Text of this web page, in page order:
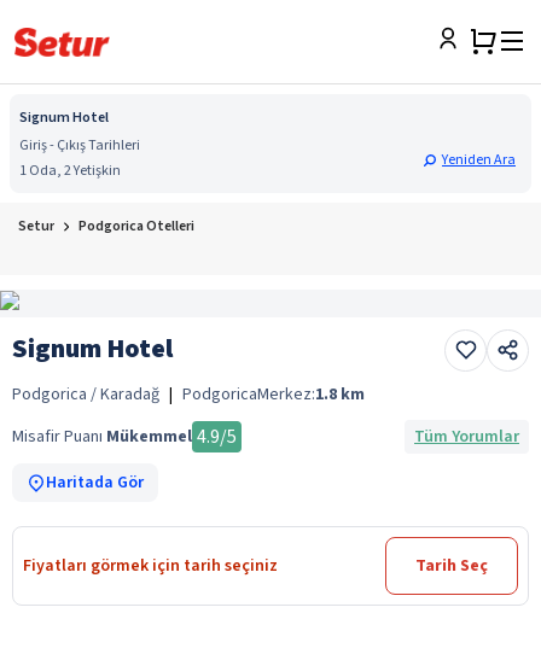
Signum Hotel
Giriş - Çıkış Tarihleri
1 Oda, 2 Yetişkin
Yeniden Ara
Setur Podgorica Otelleri
Signum Hotel
Podgorica / Karadağ | PodgoricaMerkez:1.8 km
Misafir Puanı Mükemmel 4.9/5
Tüm Yorumlar
Haritada Gör
Fiyatları görmek için tarih seçiniz Tarih Seç